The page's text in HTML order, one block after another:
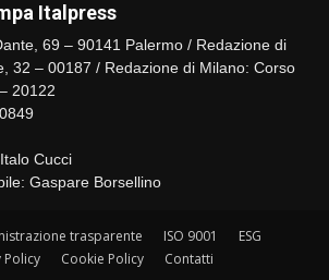
Italpress
69 – 90141 Palermo / Redazione di
32 – 00187 / Redazione di Milano: Corso
20122
Cucci
Gaspare Borsellino
trasparente ISO 9001
ESG
Policy
Cookie Policy Contatti